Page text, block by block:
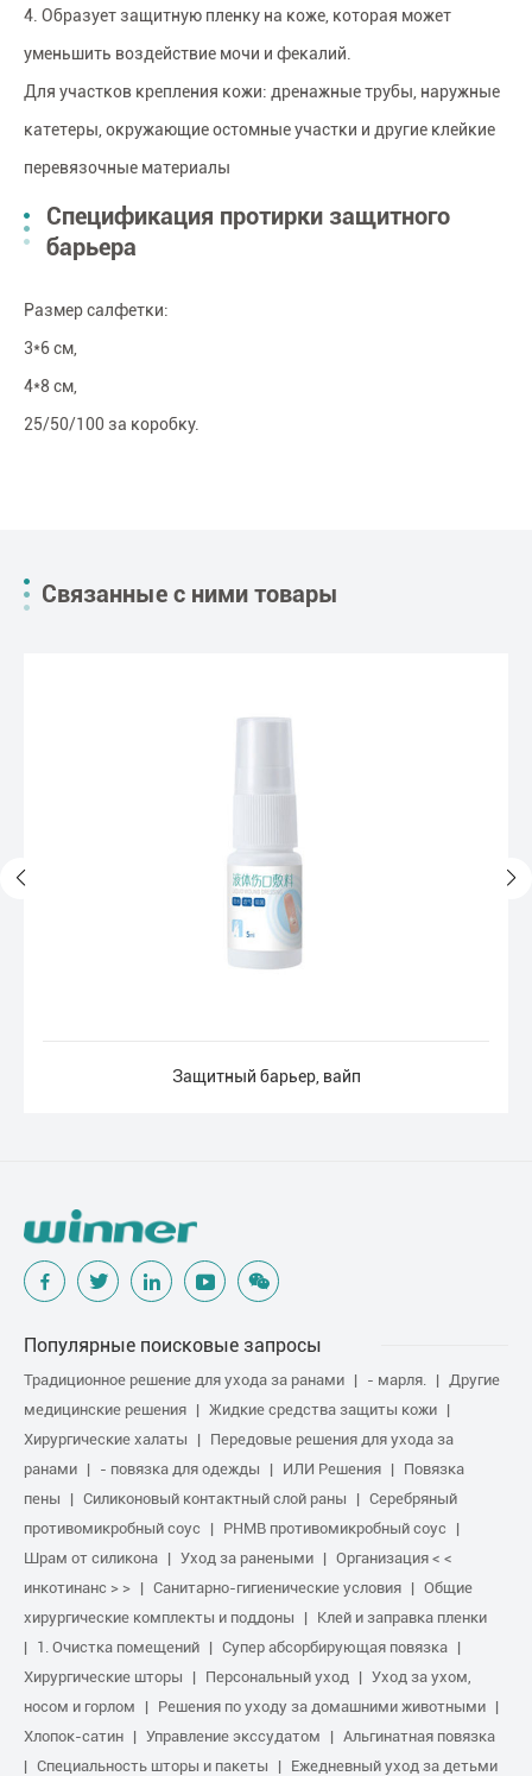
4. Образует защитную пленку на коже, которая может
уменьшить воздействие мочи и фекалий.
Для участков крепления кожи: дренажные трубы, наружные
катетеры, окружающие остомные участки и другие клейкие
перевязочные материалы
Спецификация протирки защитного
барьера
Размер салфетки:
3*6 см,
4*8 см,
25/50/100 за коробку.
Связанные с ними товары
Защитный барьер, вайп
Популярные поисковые запросы
Традиционное решение для ухода за ранами - марля.
Другие
медицинские решения
Жидкие средства защиты кожи
Хирургические халаты
Передовые решения для ухода за
ранами
- повязка для одежды ИЛИ Решения
Повязка
пены
Силиконовый контактный слой раны
Серебряный
противомикробный соус
PHMB противомикробный соус
Шрам от силикона
Уход за ранеными
Организация < <
инкотинанс > >
Санитарно-гигиенические условия
Общие
хирургические комплекты и поддоны
Клей и заправка пленки
1. Очистка помещений
Супер абсорбирующая повязка
Хирургические шторы
Персональный уход
Уход за ухом,
носом и горлом
Решения по уходу за домашними животными
Хлопок-сатин
Управление экссудатом
Альгинатная повязка
Специальность шторы и пакеты
Ежедневный уход за детьми